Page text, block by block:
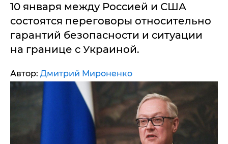
10 января между Россией и США
состоятся переговоры относительно
гарантий безопасности и ситуации
на границе с Украиной.
Автор: Дмитрий Мироненко